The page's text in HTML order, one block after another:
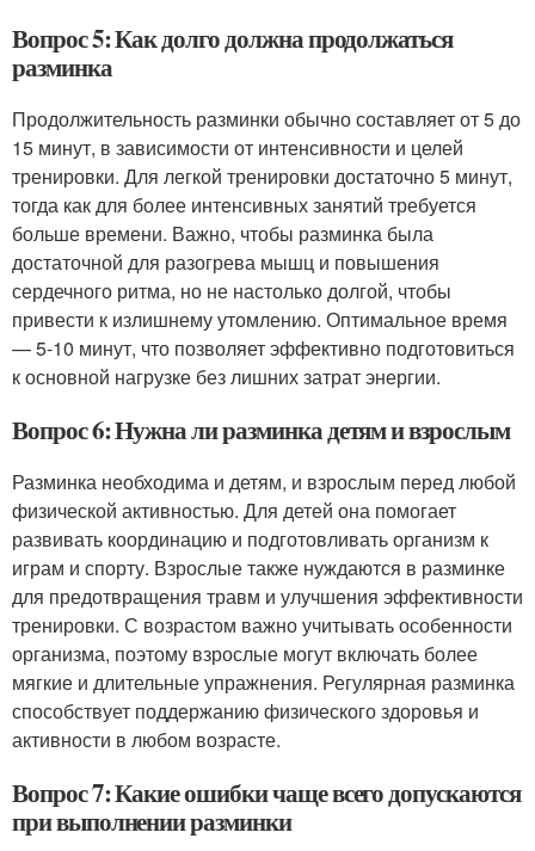
Вопрос 5: Как долго должна продолжаться
разминка
Продолжительность разминки обычно составляет от 5 до
15 минут, в зависимости от интенсивности и целей
тренировки. Для легкой тренировки достаточно 5 минут,
тогда как для более интенсивных занятий требуется
больше времени. Важно, чтобы разминка была
достаточной для разогрева мышц и повышения
сердечного ритма, но не настолько долгой, чтобы
привести к излишнему утомлению. Оптимальное время
— 5-10 минут, что позволяет эффективно подготовиться
к основной нагрузке без лишних затрат энергии.
Вопрос 6: Нужна ли разминка детям и взрослым
Разминка необходима и детям, и взрослым перед любой
физической активностью. Для детей она помогает
развивать координацию и подготовливать организм к
играм и спорту. Взрослые также нуждаются в разминке
для предотвращения травм и улучшения эффективности
тренировки. С возрастом важно учитывать особенности
организма, поэтому взрослые могут включать более
мягкие и длительные упражнения. Регулярная разминка
способствует поддержанию физического здоровья и
активности в любом возрасте.
Вопрос 7: Какие ошибки чаще всего допускаются
при выполнении разминки